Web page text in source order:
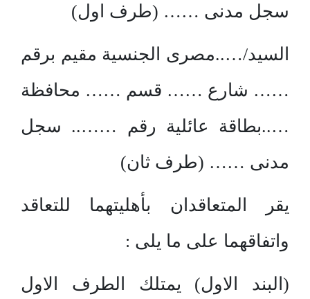
سجل مدنى …… (طرف اول)
السيد/…..مصرى الجنسية مقيم برقم
…… شارع …… قسم …… محافظة
…..بطاقة عائلية رقم …….. سجل
مدنى …… (طرف ثان)
يقر المتعاقدان بأهليتهما للتعاقد
واتفاقهما على ما يلى :
(البند الاول) يمتلك الطرف الاول